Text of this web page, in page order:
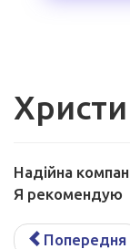
Надійна
Я рекомендую
Попередня